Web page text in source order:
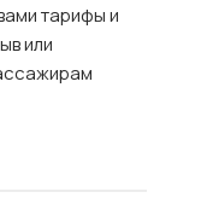
тарифы и
или